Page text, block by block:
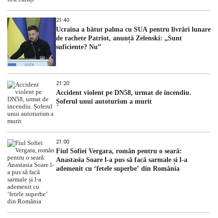
21:40
Ucraina a bătut palma cu SUA pentru livrări lunare
de rachete Patriot, anunță Zelenski: „Sunt
suficiente? Nu”
21:20
Accident violent pe DN58, urmat de incendiu.
Șoferul unui autoturism a murit
21:00
Fiul Sofiei Vergara, român pentru o seară:
Anastasia Soare l-a pus să facă sarmale și l-a
ademenit cu ‘fetele superbe’ din România